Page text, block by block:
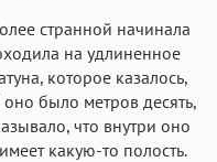
странной начинала
на удлиненное
которое казалось,
было метров десять,
что внутри оно
какую-то полость.